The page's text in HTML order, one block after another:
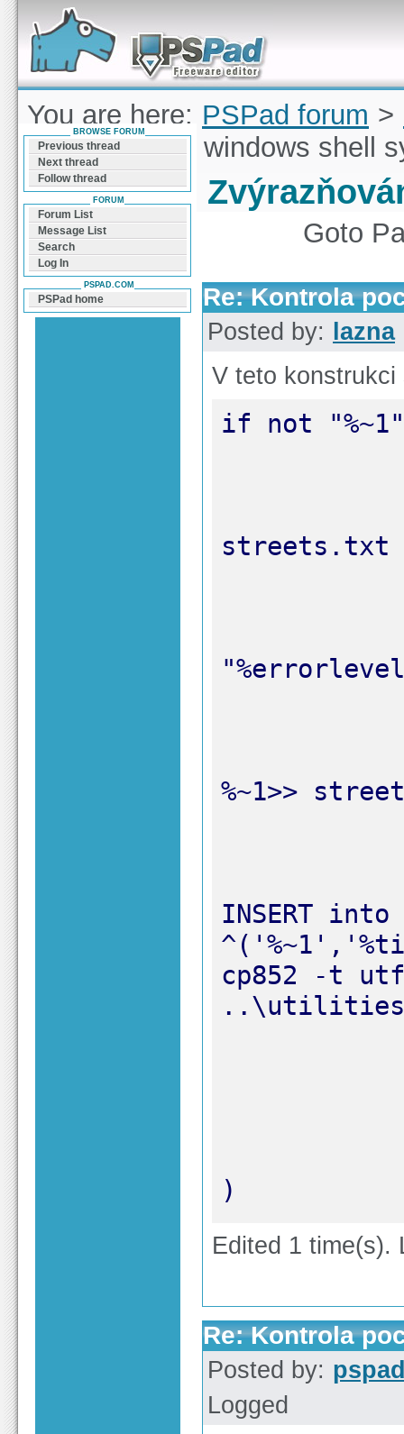
Forum can help you solve problems and quickly
find a solution with PSPad for Microsoft
Windows
You are here: PSPad forum >
Zvýrazňování windows shell
Goto
Re: Kontrola
Posted by: lazna
V teto
INSERT
cp852 -t
)
Edited 1 time(s).
Re: Kontrola
Posted by:
Logged
BROWSE FORUM
Previous thread
Next thread
Follow thread
FORUM
Forum List
Message List
Search
Log In
PSPAD.COM
PSPad home